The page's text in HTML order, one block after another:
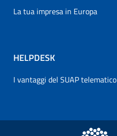
La tua impresa in Europa
HELPDESK
I vantaggi del SUAP telematico